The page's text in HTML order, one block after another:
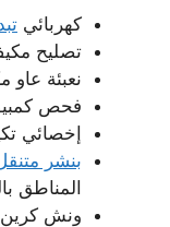
كهربائي
تصليح
نعبئة عاو
فحص
إخصائي
بنشر
المناطق
ونش